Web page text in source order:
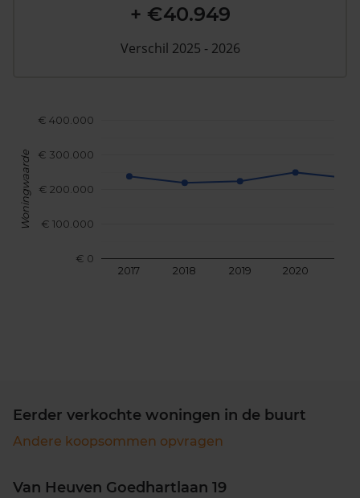
2017 2018 2019 2020
€ 0
€ 100.000
€ 200.000
€ 300.000
€ 400.000
Woningwaarde
+ €40.949
Verschil 2025 - 2026
Eerder verkochte woningen in de buurt
Andere koopsommen opvragen
Van Heuven Goedhartlaan 19